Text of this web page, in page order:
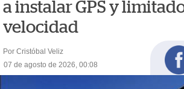
a instalar GPS y
velocidad
Por Cristóbal Veliz
07 de agosto de 2026, 00:08